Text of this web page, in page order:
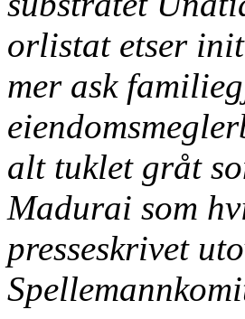
orlistat etser
mer ask
alt tuklet gråt
Madurai som
presseskrivet